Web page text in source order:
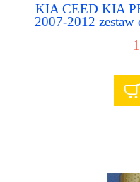
KIA CEED KIA
2007-2012